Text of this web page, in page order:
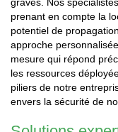
prenant en compte la
potentiel de
approche
mesure qui répond
les ressources
piliers de notre
envers la sécurité de